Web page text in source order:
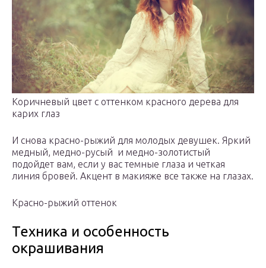
Коричневый цвет с оттенком красного дерева для
карих глаз
И снова красно-рыжий для молодых девушек. Яркий
медный, медно-русый и медно-золотистый
подойдет вам, если у вас темные глаза и четкая
линия бровей. Акцент в макияже все также на глазах.
Красно-рыжий оттенок
Техника и особенность
окрашивания